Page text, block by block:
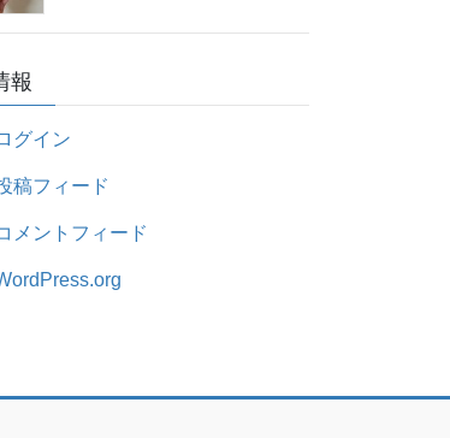
報
グイン
稿フィード
メントフィード